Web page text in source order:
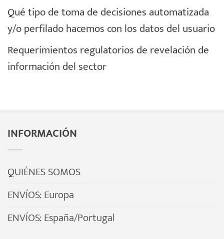
Qué tipo de toma de decisiones automatizada
y/o perfilado hacemos con los datos del usuario
Requerimientos regulatorios de revelación de
información del sector
INFORMACIÓN
QUIÉNES SOMOS
ENVÍOS: Europa
ENVÍOS: España/Portugal